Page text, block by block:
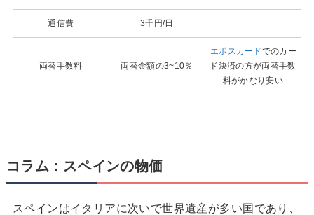
通信費 3千円/日
両替手数料 両替金額の3~10％
エポスカードでのカー
ド決済の方が両替手数
料がかなり安い
コラム：スペインの物価
スペインはイタリアに次いで世界遺産が多い国であり、